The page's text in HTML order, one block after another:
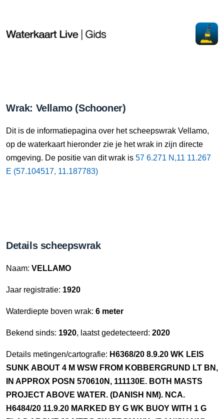
Wrak: Vellamo (Schooner)
Dit is de informatiepagina over het scheepswrak Vellamo,
op de waterkaart hieronder zie je het wrak in zijn directe
omgeving. De positie van dit wrak is 57 6.271 N,11 11.267
E (57.104517, 11.187783)
Details scheepswrak
Naam: VELLAMO
Jaar registratie: 1920
Waterdiepte boven wrak: 6 meter
Bekend sinds: 1920, laatst gedetecteerd: 2020
Details metingen/cartografie: H6368/20 8.9.20 WK LEIS
SUNK ABOUT 4 M WSW FROM KOBBERGRUND LT BN,
IN APPROX POSN 570610N, 111130E. BOTH MASTS
PROJECT ABOVE WATER. (DANISH NM). NCA.
H6484/20 11.9.20 MARKED BY G WK BUOY WITH 1 G